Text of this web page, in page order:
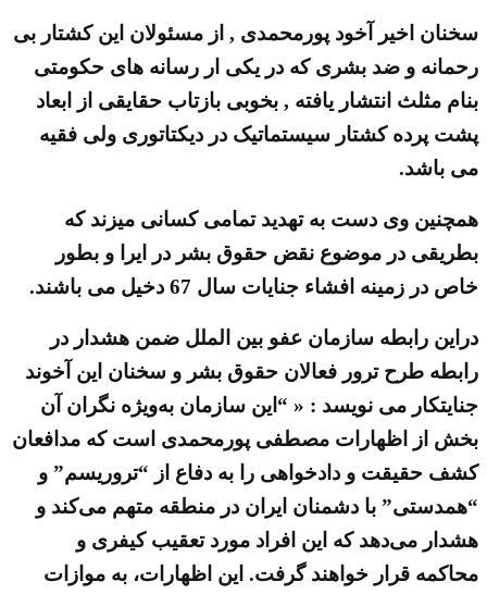
سخنان اخیر آخود پورمحمدی , از مسئولان این کشتار بی
رحمانه و ضد بشری که در یکی ار رسانه های حکومتی
بنام مثلث انتشار یافته , بخوبی بازتاب حقایقی از ابعاد
پشت پرده کشتار سیستماتیک در دیکتاتوری ولی فقیه
می باشد.
همچنین وی دست به تهدید تمامی کسانی میزند که
بطریقی در موضوع نقض حقوق بشر در ایرا و بطور
خاص در زمینه افشاء جنایات سال 67 دخیل می باشند.
دراین رابطه سازمان عفو بین الملل ضمن هشدار در
رابطه طرح ترور فعالان حقوق بشر و سخنان این آخوند
جنایتکار می نویسد : « “این سازمان به‌ویژه نگران آن
بخش از اظهارات مصطفی پورمحمدی است که مدافعان
کشف حقیقت و دادخواهی را به دفاع از “تروریسم” و
“همدستی” با دشمنان ایران در منطقه متهم می‌کند و
هشدار می‌دهد که این افراد مورد تعقیب کیفری و
محاکمه قرار خواهند گرفت. این اظهارات، به موازات